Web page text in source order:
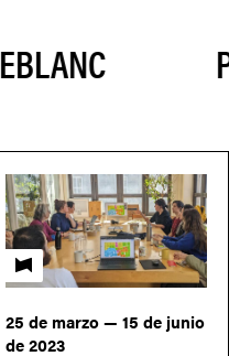
25 de marzo — 15 de junio
de 2023
Fabuler l'école